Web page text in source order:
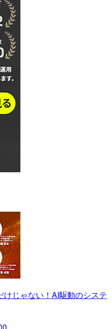
けじゃない！AI駆動のシステ